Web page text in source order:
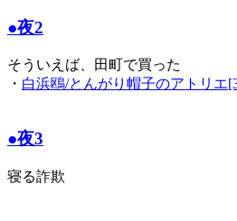
●夜2
そういえば、田町で買った
・ 白浜鴎/とんがり帽子のアトリエ
●夜3
寝る詐欺